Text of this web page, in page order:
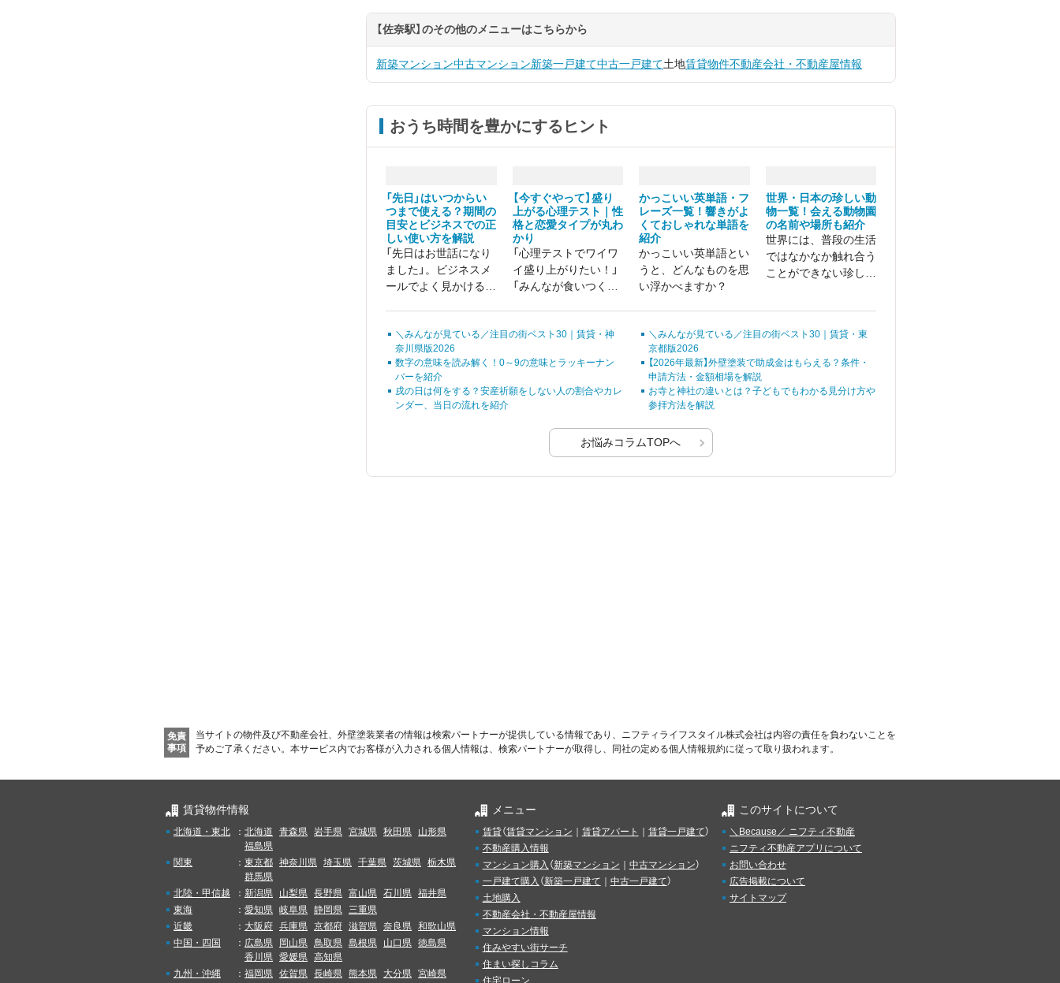
【佐奈駅】のその他のメニューはこちらから
新築マンション中古マンション新築一戸建て中古一戸建て土地賃貸物件不動産会社・不動産屋情報
おうち時間を豊かにするヒント
「先日」はいつからい
つまで使える？期間の
目安とビジネスでの正
しい使い方を解説
「先日はお世話になり
ました」。ビジネスメ
ールでよく見かけるこ
のか、はっきり知って
いる人は意外と少ない
ものです。
【今すぐやって】盛り
上がる心理テスト｜性
格と恋愛タイプが丸わ
かり
「心理テストでワイワ
イ盛り上がりたい！」
「みんなが食いつく面
かっこいい英単語・フ
レーズ一覧！響きがよ
くておしゃれな単語を
紹介
かっこいい英単語とい
うと、どんなものを思
い浮かべますか？
世界・日本の珍しい動
物一覧！会える動物園
の名前や場所も紹介
世界には、普段の生活
ではなかなか触れ合う
ことができない珍しい
いれば、不思議な見た
目をしている生き物も
れ。
＼みんなが見ている／注目の街ベスト30｜賃貸・神
奈川県版2026
＼みんなが見ている／注目の街ベスト30｜賃貸・東
京都版2026
数字の意味を読み解く！0～9の意味とラッキーナン
バーを紹介
【2026年最新】外壁塗装で助成金はもらえる？条件・
申請方法・金額相場を解説
戌の日は何をする？安産祈願をしない人の割合やカレ
ンダー、当日の流れを紹介
お寺と神社の違いとは？子どもでもわかる見分け方や
参拝方法を解説
お悩みコラムTOPへ
免責
事項
当サイトの物件及び不動産会社、外壁塗装業者の情報は検索パートナーが提供している情報であり、ニフティライフスタイル株式会社は内容の責任を負わないことを
予めご了承ください。 本サービス内でお客様が入力される個人情報は、検索パートナーが取得し、同社の定める個人情報規約に従って取り扱われます。
賃貸物件情報
北海道・東北 ： 北海道 青森県 岩手県 宮城県 秋田県
山形県
福島県
関東
： 東京都 神奈川県 埼玉県 千葉県 茨城県 栃木県
群馬県
北陸・甲信越
： 新潟県 山梨県 長野県 富山県 石川県 福井県
東海
： 愛知県 岐阜県 静岡県 三重県
近畿
： 大阪府 兵庫県 京都府 滋賀県 奈良県 和歌山県
中国・四国
： 広島県 岡山県 鳥取県 島根県 山口県 徳島県
香川県 愛媛県 高知県
九州・沖縄
： 福岡県 佐賀県 長崎県 熊本県 大分県 宮崎県
メニュー
賃貸（賃貸マンション 賃貸アパート 賃貸一戸建て）
不動産購入情報
マンション購入 （新築マンション 中古マンション）
一戸建て購入 （新築一戸建て 中古一戸建て）
土地購入
不動産会社・不動産屋情報
マンション情報
住みやすい街サーチ
住まい探しコラム
このサイトについて
＼Because／ ニフティ不動産
ニフティ不動産アプリについて
お問い合わせ
広告掲載について
サイトマップ